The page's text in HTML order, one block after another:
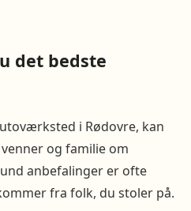
det bedste
i Rødovre, kan
og familie om
anbefalinger er ofte
fra folk, du stoler på.